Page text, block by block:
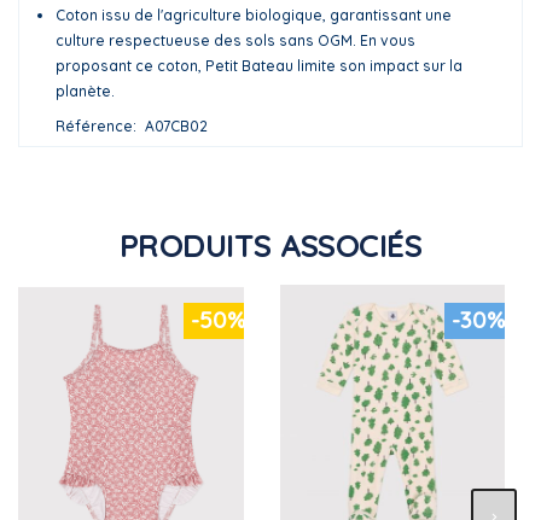
Coton issu de l'agriculture biologique, garantissant une
culture respectueuse des sols sans OGM. En vous
proposant ce coton, Petit Bateau limite son impact sur la
planète.
Référence
A07CB02
PRODUITS ASSOCIÉS
-50% -30%